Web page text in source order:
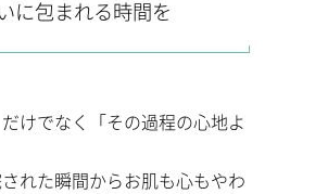
に包まれる時間を
けでなく「その過程の心地よ
れた瞬間からお肌も心もやわ